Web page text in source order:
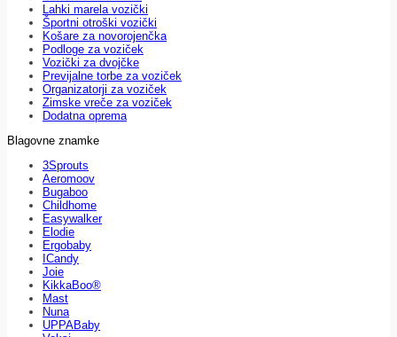
Lahki marela vozički
Športni otroški vozički
Košare za novorojenčka
Podloge za voziček
Vozički za dvojčke
Previjalne torbe za voziček
Organizatorji za voziček
Zimske vreče za voziček
Dodatna oprema
Blagovne znamke
3Sprouts
Aeromoov
Bugaboo
Childhome
Easywalker
Elodie
Ergobaby
ICandy
Joie
KikkaBoo®
Mast
Nuna
UPPABaby